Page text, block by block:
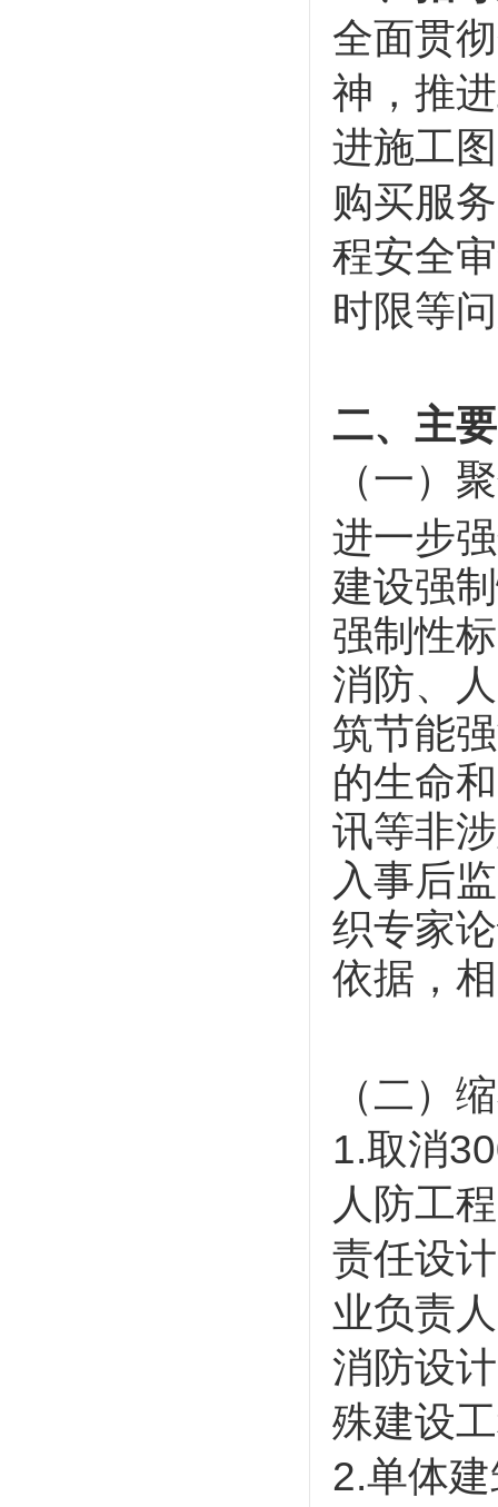
全面贯
神，推
进施工
购买服
程安全
时限等
二、主
（一）
进一步
建设强
强制性
消防、
筑节能
的生命
讯等非
入事后
织专家
依据，
（二）
1.取消
人防工
责任设
业负责
消防设
殊建设
2.单体